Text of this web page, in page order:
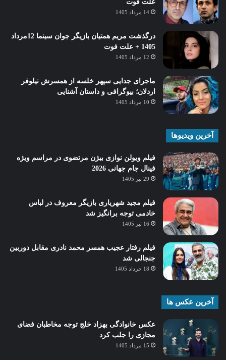
علت فوت
14 مرداد 1405
درگذشت مریم همتیان بازیگر جوان سینما 12مرداد
1405 + علت فوت
12 مرداد 1405
ماجرای جدایی سپهر خلسه از همسرش نیلوفر
اردلان؛ بیوگرافی و داستان آشنایی
10 مرداد 1405
آخرین ویدیوها
فیلم ویولن نوازی بیژن مرتضوی در مراسم ویژه
فینال جام جهانی 2026
29 تیر 1405
فیلم مجید شهریاری بازیگر معروف در لباس
خادمی توجه برانگیز شد
16 تیر 1405
فیلم رفتار عجیب همسر محمد نادری مقابل دوربین
جنجالی شد
18 خرداد 1405
آخرین عکس ها
عکس خانوادگی بهزاد خلج توجه مخاطبان فضای
مجازی را جلب کرد
15 مرداد 1405